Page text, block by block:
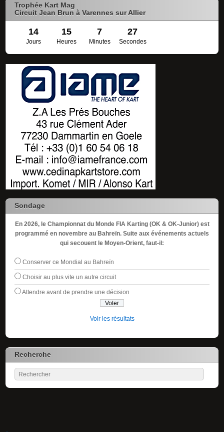
Trophée Kart Mag
Circuit Jean Brun à Varennes sur Allier
14 15 7 27
Jours Heures Minutes Secondes
Sondage
En 2026, le Championnat du Monde FIA Karting (OK & OK-Junior) est
programmé en novembre au Bahreïn. Suite aux événements actuels
qui secouent le Moyen-Orient, faut-il:
Conserver ce Mondial au Bahreïn
Choisir au plus vite un autre circuit
Attendre avant de prendre une décision
Voir les résultats
Recherche